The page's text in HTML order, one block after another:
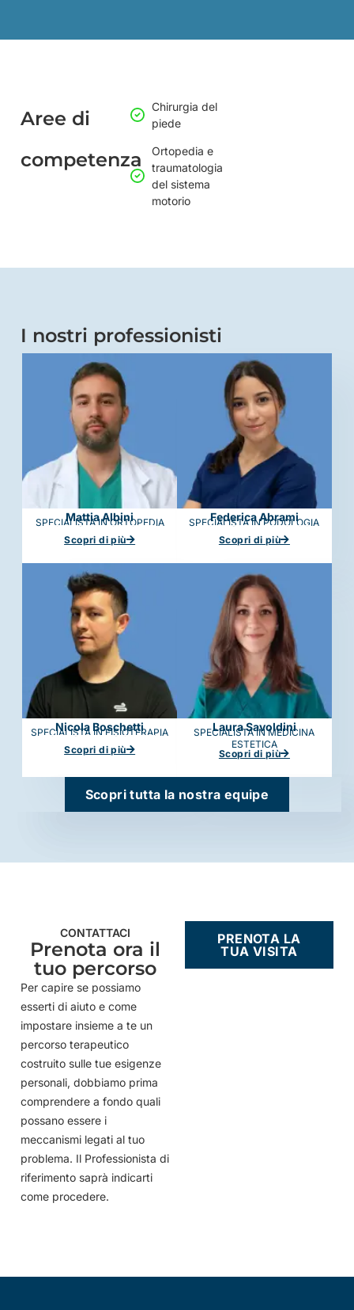
Aree di
competenza
Chirurgia del
piede
Ortopedia e
traumatologia
del sistema
motorio
I nostri professionisti
Mattia Albini
SPECIALISTA IN ORTOPEDIA
Scopri di più
Federica Abrami
SPECIALISTA IN PODOLOGIA
Scopri di più
Nicola Boschetti
SPECIALISTA IN FISIOTERAPIA
Scopri di più
Laura Savoldini
SPECIALISTA IN MEDICINA
ESTETICA
Scopri di più
Scopri tutta la nostra equipe
CONTATTACI
Prenota ora il
tuo percorso
Per capire se possiamo
esserti di aiuto e come
impostare insieme a te un
percorso terapeutico
costruito sulle tue esigenze
personali, dobbiamo prima
comprendere a fondo quali
possano essere i
meccanismi legati al tuo
problema. Il Professionista di
riferimento saprà indicarti
come procedere.
PRENOTA LA
TUA VISITA